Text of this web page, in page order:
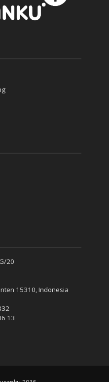
20
15310, Indonesia
13